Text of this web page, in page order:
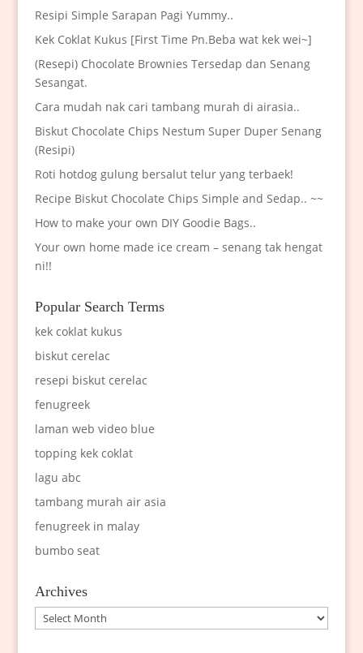
Resipi Simple Sarapan Pagi Yummy..
Kek Coklat Kukus [First Time Pn.Beba wat kek wei~]
(Resepi) Chocolate Brownies Tersedap dan Senang
Sesangat.
Cara mudah nak cari tambang murah di airasia..
Biskut Chocolate Chips Nestum Super Duper Senang
(Resipi)
Roti hotdog gulung bersalut telur yang terbaek!
Recipe Biskut Chocolate Chips Simple and Sedap.. ~~
How to make your own DIY Goodie Bags..
Your own home made ice cream – senang tak hengat
ni!!
Popular Search Terms
kek coklat kukus
biskut cerelac
resepi biskut cerelac
fenugreek
laman web video blue
topping kek coklat
lagu abc
tambang murah air asia
fenugreek in malay
bumbo seat
Archives
Archives